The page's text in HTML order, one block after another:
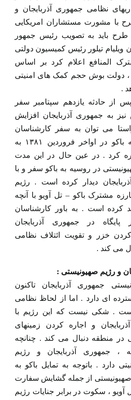
نظامی جمهوری آذربایجان و
با مشورت مستشاران امریکایی
باید به تصویب رئیس جمهور
ویلیام تیلور رئیس کمیسیون دولتی
المنافع اعلام کرد بر اساس
، دولت بوش حجم کمک های امنیتی
.
از حادثه یازدهم سپتامبر سفر
نیز به جمهوری آذربایجان افزایش
می توان به سفر کارشناسان
وزارت دفاع انگلیس به باکو در اواخر فروردین ۱۳۸۱ به
کرد . در عین حال در این مدت
در روسیه به باکو سفر و با
دیدار کرده است . رژیم
مشترک باکو – تل آویو با آنچه
کرده است . به باور کارشناسان
پایگاه در جمهوری آذربایجان
خزر و تقویت ائتلاف نظامی
می کند .
و رژیم صهیونیستی :
جمهوری آذربایجان تاکنون
ای دارد . اما از لحاظ نظامی
نیست . شکی نیست که این رژیم با
و اجاره کردن زمینهای
در منطقه دنبال می کند . چنانچه
، جمهوری آذربایجان و رژیم
دارد . باتوجه به تمایل باکو به
از جمله گشایش سفارت
۲۰۰۲ در تل آویو ، سکوت در برابر جنایات رژیم